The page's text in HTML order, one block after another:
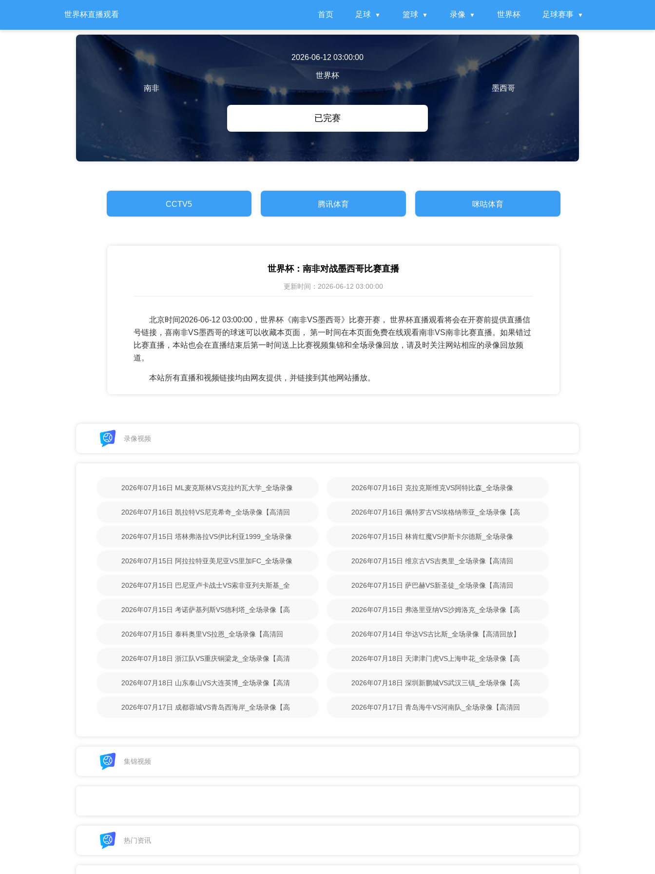
世界杯直播观看 首页 足球 篮球 录像 世界杯 足球赛事
南非
2026-06-12 03:00:00
世界杯
已完赛
墨西哥
CCTV5 腾讯体育 咪咕体育
世界杯：南非对战墨西哥比赛直播
更新时间：2026-06-12 03:00:00
北京时间2026-06-12 03:00:00，世界杯《南非VS墨西哥》比赛开赛， 世界杯直播观看将会在开赛前提供直播信
号链接，喜南非VS墨西哥的球迷可以收藏本页面， 第一时间在本页面免费在线观看南非VS南非比赛直播。如果错过
比赛直播，本站也会在直播结束后第一时间送上比赛视频集锦和全场录像回放，请及时关注网站相应的录像回放频
道。
本站所有直播和视频链接均由网友提供，并链接到其他网站播放。
录像视频
2026年07月16日 ML麦克斯林VS克拉约瓦大学_全场录像 2026年07月16日 克拉克斯维克VS阿特比森_全场录像
2026年07月16日 凯拉特VS尼克希奇_全场录像【高清回 2026年07月16日 佩特罗古VS埃格纳蒂亚_全场录像【高
2026年07月15日 塔林弗洛拉VS伊比利亚1999_全场录像 2026年07月15日 林肯红魔VS伊斯卡尔德斯_全场录像
2026年07月15日 阿拉拉特亚美尼亚VS里加FC_全场录像 2026年07月15日 维京古VS吉奥里_全场录像【高清回
2026年07月15日 巴尼亚卢卡战士VS索非亚列夫斯基_全
场录像【高清回放】
2026年07月15日 萨巴赫VS新圣徒_全场录像【高清回
2026年07月15日 考诺萨基列斯VS德利塔_全场录像【高 2026年07月15日 弗洛里亚纳VS沙姆洛克_全场录像【高
2026年07月15日 泰科奥里VS拉恩_全场录像【高清回 2026年07月14日 华达VS古比斯_全场录像【高清回放】
2026年07月18日 浙江队VS重庆铜梁龙_全场录像【高清 2026年07月18日 天津津门虎VS上海申花_全场录像【高
2026年07月18日 山东泰山VS大连英博_全场录像【高清 2026年07月18日 深圳新鹏城VS武汉三镇_全场录像【高
2026年07月17日 成都蓉城VS青岛西海岸_全场录像【高 2026年07月17日 青岛海牛VS河南队_全场录像【高清回
集锦视频
热门资讯